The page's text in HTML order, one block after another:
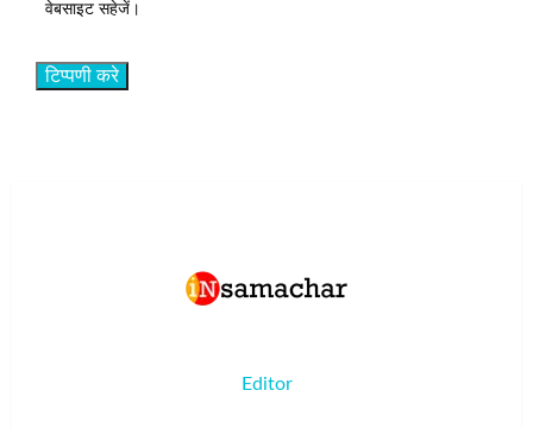
वेबसाइट सहेजें।
Editor